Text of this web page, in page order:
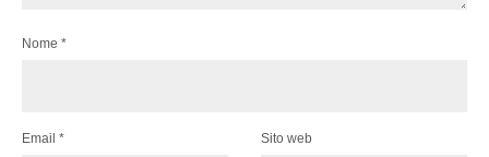
Nome *
Email * Sito web